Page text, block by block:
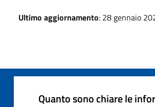
Ultimo aggiornamento: 28 gennaio
Quanto sono chiare le